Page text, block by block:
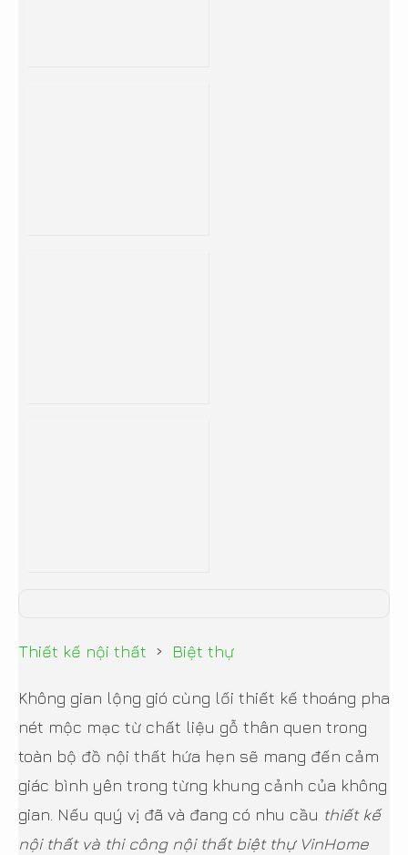
Thiết kế nội thất › Biệt thự
Không gian lộng gió cùng lối thiết kế thoáng pha
nét mộc mạc từ chất liệu gỗ thân quen trong
toàn bộ đồ nội thất hứa hẹn sẽ mang đến cảm
giác bình yên trong từng khung cảnh của không
gian. Nếu quý vị đã và đang có nhu cầu thiết kế
nội thất và thi công nội thất biệt thự VinHome